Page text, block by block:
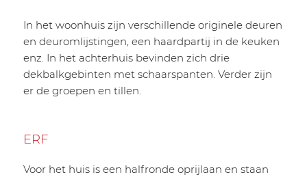
In het woonhuis zijn verschillende originele deuren
en deuromlijstingen, een haardpartij in de keuken
enz. In het achterhuis bevinden zich drie
dekbalkgebinten met schaarspanten. Verder zijn
er de groepen en tillen.
ERF
Voor het huis is een halfronde oprijlaan en staan